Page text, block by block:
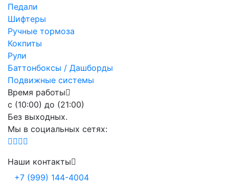
Педали
Шифтеры
Ручные тормоза
Кокпиты
Рули
Баттонбоксы / Дашборды
Подвижные системы
Время работы
с (10:00) до (21:00)
Без выходных.
Мы в социальных сетях:
Наши контакты
+7 (999) 144-4004